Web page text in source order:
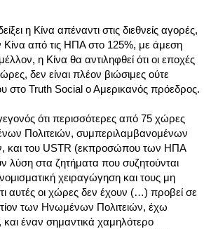
η Κίνα απέναντι στις διεθνείς αγορές,
από τις ΗΠΑ στο 125%, με άμεση
η Κίνα θα αντιληφθεί ότι οι εποχές
δεν είναι πλέον βιώσιμες ούτε
στο Truth Social ο Αμερικανός πρόεδρος.
ότι περισσότερες από 75 χώρες
Πολιτειών, συμπεριλαμβανομένων
και του USTR (εκπροσώπου των ΗΠΑ
λύση στα ζητήματα που συζητούνται
χειραγώγηση και τους μη
αυτές οι χώρες δεν έχουν (…) προβεί σε
των Ηνωμένων Πολιτειών, έχω
και έναν σημαντικά χαμηλότερο